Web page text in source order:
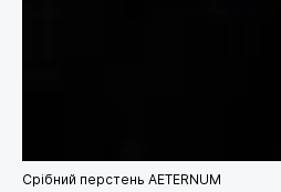
Срібний перстень AETERNUM